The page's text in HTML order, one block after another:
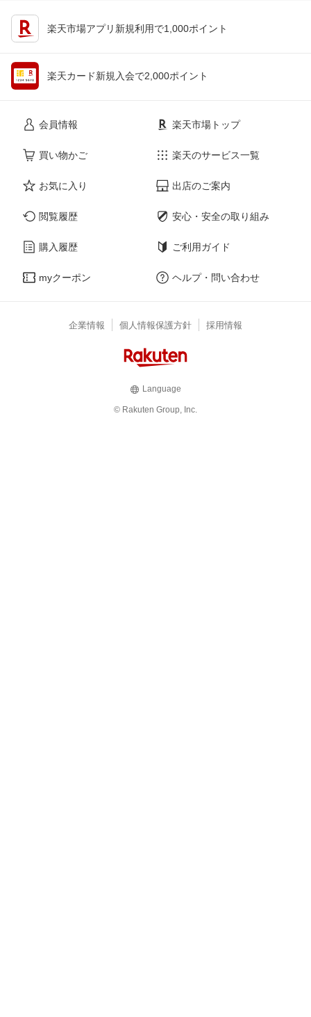
楽天市場アプリ新規利用で1,000ポイント
楽天カード新規入会で2,000ポイント
会員情報
買い物かご
お気に入り
閲覧履歴
購入履歴
myクーポン
楽天市場トップ
楽天のサービス一覧
出店のご案内
安心・安全の取り組み
ご利用ガイド
ヘルプ・問い合わせ
企業情報 個人情報保護方針 採用情報
Language
© Rakuten Group, Inc.